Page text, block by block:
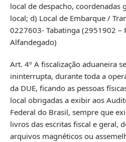
local de despacho, coordenadas
local; d) Local de Embarque /
0227603- Tabatinga (2951902 –
Alfandegado)
Art. 4º A fiscalização aduaneira
ininterrupta, durante toda a
da DUE, ficando as pessoas
local obrigadas a exibir aos
Federal do Brasil, sempre que
livros das escritas fiscal e geral,
arquivos magnéticos ou